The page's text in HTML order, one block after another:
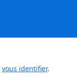
vous identifier.